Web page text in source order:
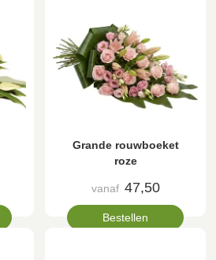
Grande rouwboeket
roze
vanaf 47,50
Bestellen